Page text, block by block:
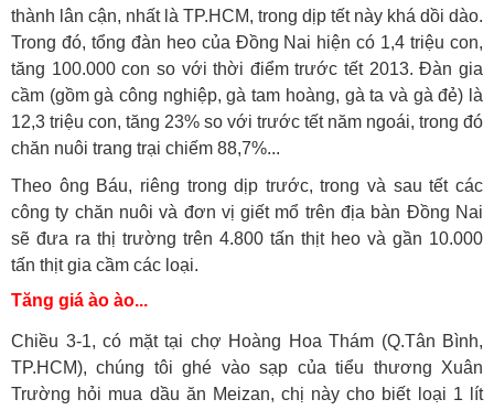
thành lân cận, nhất là TP.HCM, trong dịp tết này khá dồi dào.
Trong đó, tổng đàn heo của Đồng Nai hiện có 1,4 triệu con,
tăng 100.000 con so với thời điểm trước tết 2013. Đàn gia
cầm (gồm gà công nghiệp, gà tam hoàng, gà ta và gà đẻ) là
12,3 triệu con, tăng 23% so với trước tết năm ngoái, trong đó
chăn nuôi trang trại chiếm 88,7%...
Theo ông Báu, riêng trong dịp trước, trong và sau tết các
công ty chăn nuôi và đơn vị giết mổ trên địa bàn Đồng Nai
sẽ đưa ra thị trường trên 4.800 tấn thịt heo và gần 10.000
tấn thịt gia cầm các loại.
Tăng giá ào ào...
Chiều 3-1, có mặt tại chợ Hoàng Hoa Thám (Q.Tân Bình,
TP.HCM), chúng tôi ghé vào sạp của tiểu thương Xuân
Trường hỏi mua dầu ăn Meizan, chị này cho biết loại 1 lít